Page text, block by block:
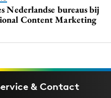
Nederlandse bureaus bij
Content Marketing
& Contact